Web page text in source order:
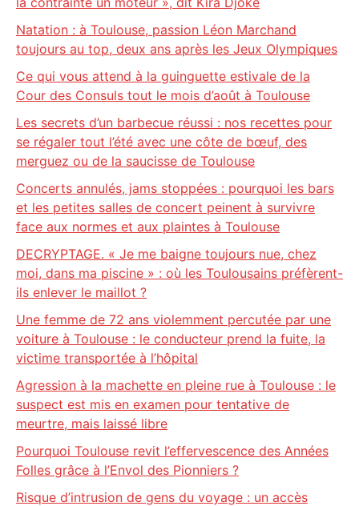
Natation : à Toulouse, passion Léon Marchand
toujours au top, deux ans après les Jeux Olympiques
Ce qui vous attend à la guinguette estivale de la
Cour des Consuls tout le mois d’août à Toulouse
Les secrets d’un barbecue réussi : nos recettes pour
se régaler tout l’été avec une côte de bœuf, des
merguez ou de la saucisse de Toulouse
Concerts annulés, jams stoppées : pourquoi les bars
et les petites salles de concert peinent à survivre
face aux normes et aux plaintes à Toulouse
DECRYPTAGE. « Je me baigne toujours nue, chez
moi, dans ma piscine » : où les Toulousains préfèrent-
ils enlever le maillot ?
Une femme de 72 ans violemment percutée par une
voiture à Toulouse : le conducteur prend la fuite, la
victime transportée à l’hôpital
Agression à la machette en pleine rue à Toulouse : le
suspect est mis en examen pour tentative de
meurtre, mais laissé libre
Pourquoi Toulouse revit l’effervescence des Années
Folles grâce à l’Envol des Pionniers ?
Risque d’intrusion de gens du voyage : un accès